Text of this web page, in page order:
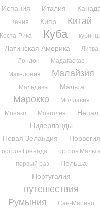
Испания Италия
Кения Кипр Китай
Коста-Рика Куба
Латинская Америка
Литва
Лондон
Мадагаскар
Македония
Малайзия
Мальдивы Мальта
Марокко
Молдавия
Монако
Монголия
Непал
Нидерланды
Новая Зеландия
Норвегия
остров Гренада
остров
первый раз
Польша
Португалия
путешествия
Румыния
Сан-Марино